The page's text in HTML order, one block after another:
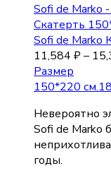
Sofi de
Скатерть
Sofi de
11,584 ₽–
Размер
150*220 см.
Невероятно
Sofi de Marko
годы.